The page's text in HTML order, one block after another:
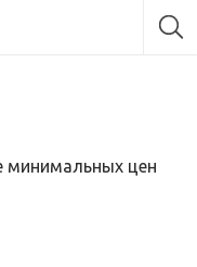
минимальных цен